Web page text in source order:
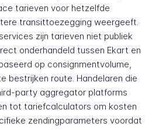
tarieven voor hetzelfde
transittoezegging weergeeft.
zijn tarieven niet publiek
onderhandeld tussen Ekart en
op consignmentvolume,
bestrijken route. Handelaren die
party aggregator platforms
tot tariefcalculators om kosten
zendingparameters voordat